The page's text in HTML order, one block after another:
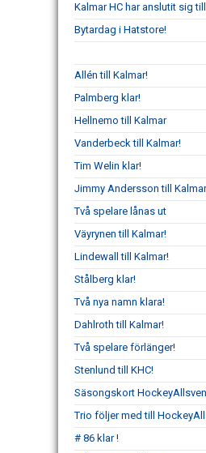
Kalmar HC har anslutit sig
Bytardag i Hatstore!
Allén till Kalmar!
Palmberg klar!
Hellnemo till Kalmar
Vanderbeck till Kalmar!
Tim Welin klar!
Jimmy Andersson till
Två spelare lånas ut
Väyrynen till Kalmar!
Lindewall till Kalmar!
Stålberg klar!
Två nya namn klara!
Dahlroth till Kalmar!
Två spelare förlänger!
Stenlund till KHC!
Säsongskort
Trio följer med till
# 86 klar !